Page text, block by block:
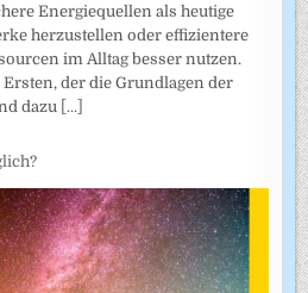
Energiequellen als heutige
herzustellen oder effizientere
im Alltag besser nutzen.
der die Grundlagen der
dazu [...]